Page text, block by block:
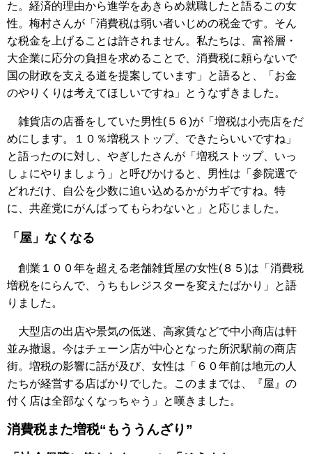
た。経済的理由から進学をあきらめ就職したと語るこの女
性。梅村さんが「消費税は弱い者いじめの税金です。そん
な税金を上げることは許されません。私たちは、富裕層・
大企業に応分の負担を求めることで、消費税に頼らないで
国の財政を支える道を提案しています」と語ると、「お金
のやりくりは考えてほしいですね」とうなずきました。
雑貨店の店番をしていた男性(５６)が「増税は小売店をだ
めにします。１０％増税ストップ、できたらいいですね」
と語ったのに対し、やぎしたさんが「増税ストップ、いっ
しょにやりましょう」と呼びかけると、男性は「参院選で
どれだけ、自公を少数に追い込めるかがカギですね。特
に、共産党にがんばってもらわないと」と応じました。
「屋」なくなる
創業１００年を超える老舗雑貨屋の女性(８５)は「消費税
増税をにらんで、うちもレジスターを変えたばかり」と語
りました。
大型店の出店や景気の低迷、高家賃などで中小商店は軒
並み撤退。今はチェーン店が中心となった所沢駅前の商店
街。増税の影響に話が及び、女性は「６０年前は地元の人
たちが経営する店ばかりでした。このままでは、『屋』の
付く店は全部なくなっちゃう」と嘆きました。
消費税また増税“もううんざり”